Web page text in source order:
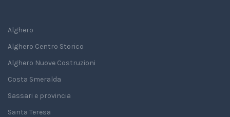
Alghero
Alghero Centro Storico
Alghero Nuove Costruzioni
Costa Smeralda
Sassari e provincia
Santa Teresa